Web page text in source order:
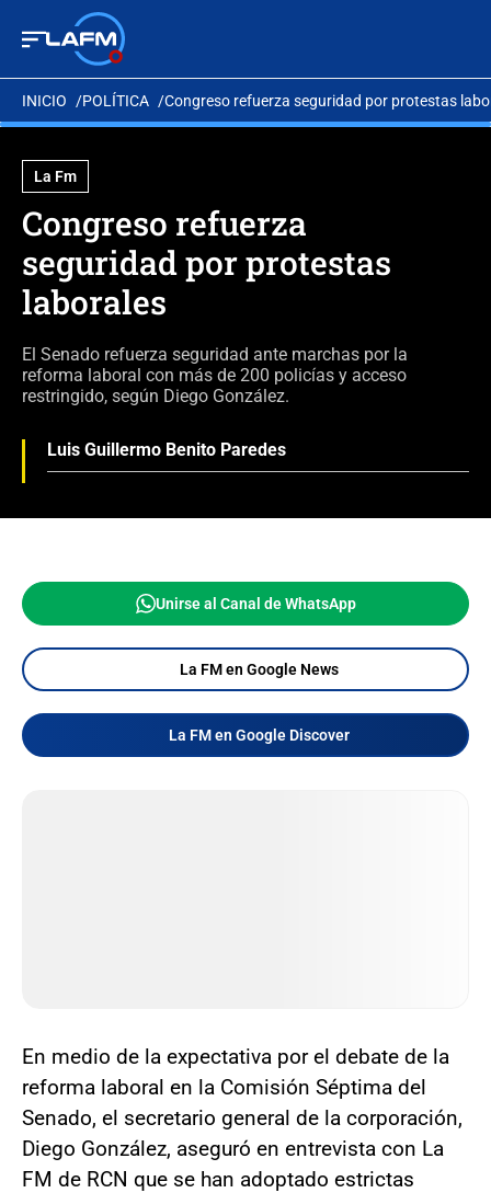
INICIO POLÍTICA Congreso refuerza seguridad por protestas
La Fm
Congreso refuerza
seguridad por protestas
laborales
El Senado refuerza seguridad ante marchas por la
reforma laboral con más de 200 policías y acceso
restringido, según Diego González.
Luis Guillermo Benito Paredes
Unirse al Canal de WhatsApp
La FM en Google News
La FM en Google Discover
En medio de la expectativa por el debate de la
reforma laboral en la Comisión Séptima del
Senado, el secretario general de la corporación,
Diego González, aseguró en entrevista con La
FM de RCN que se han adoptado estrictas